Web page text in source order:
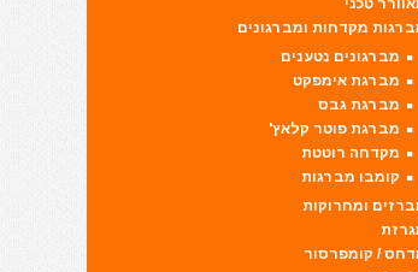
טכני
מקדחות ומברגונים
מברגונים נטענים
מברגת אימפקט
מברגת גבס
מברגת פוטר קלאץ'
מקדחה רוטטת
קומבו מברגות
ומחרוקות
/ קומפרסור